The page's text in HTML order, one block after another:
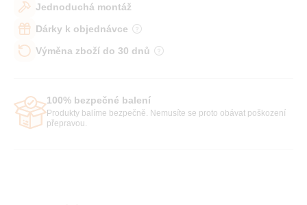
Jednoduchá montáž
Dárky k objednávce
Výměna zboží do 30 dnů
100% bezpečné balení
Produkty balíme bezpečně. Nemusíte se proto obávat poškození
přepravou.